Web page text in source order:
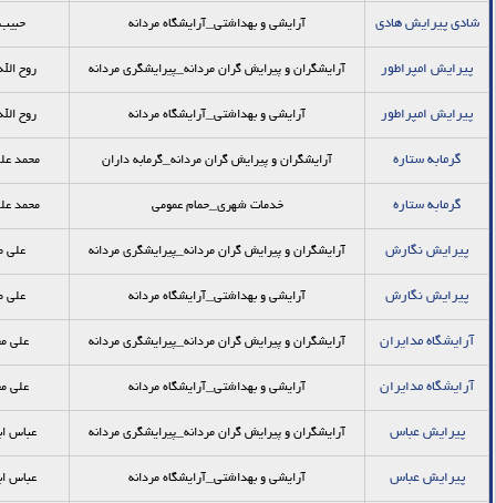
شادی پیرایش هادی آرایشی و بهداشتی_آرایشگاه مردانه
پیرایش امپراطور آرایشگران و پیرایش گران مردانه_پيرايشگري مردانه روح
پیرایش امپراطور آرایشی و بهداشتی_آرایشگاه مردانه روح
گرمابه ستاره آرایشگران و پیرایش گران مردانه_گرمابه داران محمد
گرمابه ستاره خدمات شهری_حمام عمومی محمد
پیرایش نگارش آرایشگران و پیرایش گران مردانه_پيرايشگري مردانه علی
پیرایش نگارش آرایشی و بهداشتی_آرایشگاه مردانه علی
آرايشگاه مدايران آرایشگران و پیرایش گران مردانه_پيرايشگري مردانه علي
آرايشگاه مدايران آرایشی و بهداشتی_آرایشگاه مردانه علي
پيرايش عباس آرایشگران و پیرایش گران مردانه_پيرايشگري مردانه عباس
پيرايش عباس آرایشی و بهداشتی_آرایشگاه مردانه عباس